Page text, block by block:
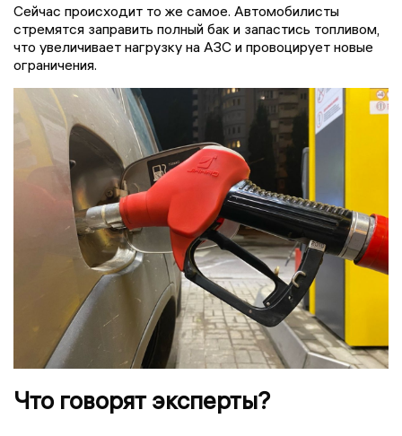
Сейчас происходит то же самое. Автомобилисты
стремятся заправить полный бак и запастись топливом,
что увеличивает нагрузку на АЗС и провоцирует новые
ограничения.
Что говорят эксперты?